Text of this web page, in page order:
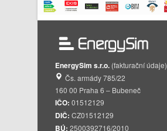
EnergySim s.r.o. (fakturační údaje)
Čs. armády 785/22
160 00 Praha 6 – Bubeneč
IČO: 01512129
DIČ: CZ01512129
BÚ: 2500392716/2010